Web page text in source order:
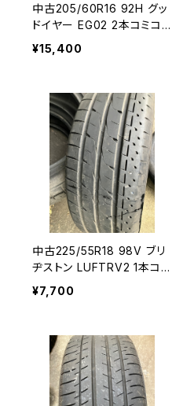
中古205/60R16 92H グッ
ドイヤー EG02 2本コミコミ
セット
¥15,400
中古225/55R18 98V ブリ
ヂストン LUFTRV2 1本コミ
コミセット
¥7,700